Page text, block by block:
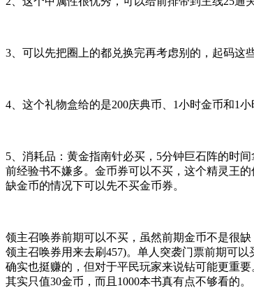
3、 可以先把圈上的都兑换完再考虑别的，起码这
4、 这个礼物盒给的是200庆典币、1小时金币和1
5、 消耗品：黄金指南针必买，5分钟巨石阵的时
前经验书不嫌多。金币券可以不买，这个精灵王
缺金币的情况下可以先不买金币券。
领主召唤券前期可以不买，虽然前期金币不是很
领主召唤券用来去刷457)。单人突袭门票前期可
确实也挺赚的，但对于平民玩家来说钻可能更重
其实只值30金币，而且1000本书真有点不够看的。